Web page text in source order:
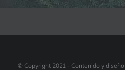
© Copyright 2021 - Contenido y diseño